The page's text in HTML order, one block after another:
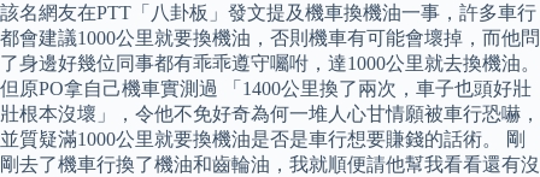
該名網友在PTT「八卦板」發文提及機車換機油一事，許多車行
都會建議1000公里就要換機油，否則機車有可能會壞掉，而他問
了身邊好幾位同事都有乖乖遵守囑咐，達1000公里就去換機油。
但原PO拿自己機車實測過 「1400公里換了兩次，車子也頭好壯
壯根本沒壞」，令他不免好奇為何一堆人心甘情願被車行恐嚇，
並質疑滿1000公里就要換機油是否是車行想要賺錢的話術。 剛
剛去了機車行換了機油和齒輪油，我就順便請他幫我看看還有沒